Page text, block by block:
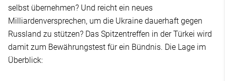
selbst übernehmen? Und reicht ein neues
Milliardenversprechen, um die Ukraine dauerhaft gegen
Russland zu stützen? Das Spitzentreffen in der Türkei wird
damit zum Bewährungstest für ein Bündnis. Die Lage im
Überblick: